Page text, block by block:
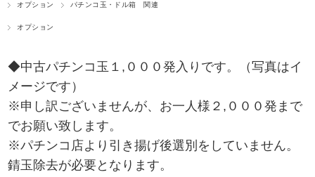
オプション
パチンコ玉・ドル箱 関連
オプション
◆中古パチンコ玉１,０００発入りです。（写真はイ
メージです）
※申し訳ございませんが、お一人様２,０００発まで
でお願い致します。
※パチンコ店より引き揚げ後選別をしていません。
錆玉除去が必要となります。